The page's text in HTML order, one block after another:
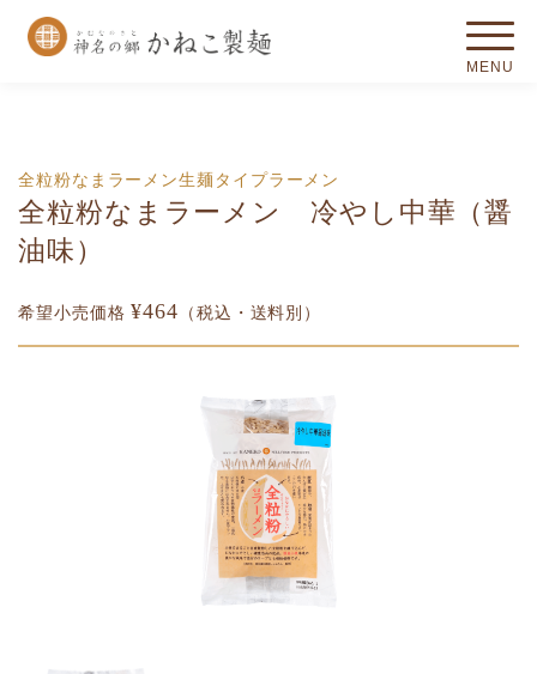
全粒粉なまラーメン生麺タイプラーメン
全粒粉なまラーメン 冷やし中華（醤
油味）
希望小売価格 ¥464 （税込・送料別）